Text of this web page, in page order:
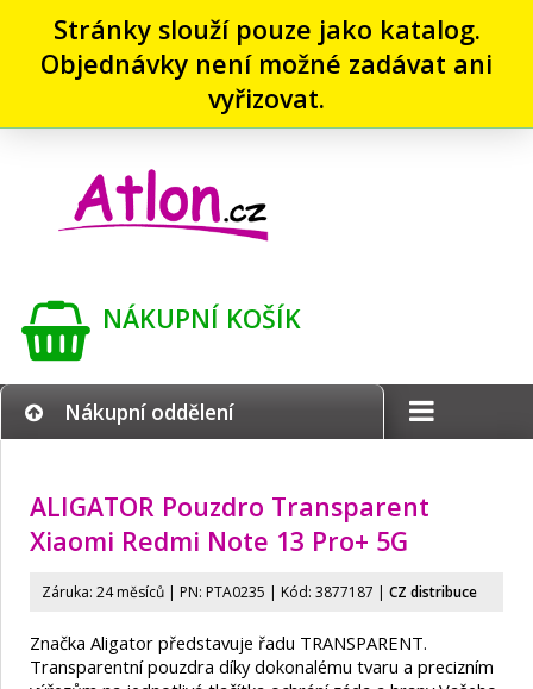
Stránky slouží pouze jako katalog.
Objednávky není možné zadávat ani
vyřizovat.
NÁKUPNÍ KOŠÍK
Nákupní oddělení
ALIGATOR Pouzdro Transparent
Xiaomi Redmi Note 13 Pro+ 5G
Záruka: 24 měsíců | PN: PTA0235 | Kód: 3877187 | CZ distribuce
Značka Aligator představuje řadu TRANSPARENT.
Transparentní pouzdra díky dokonalému tvaru a precizním